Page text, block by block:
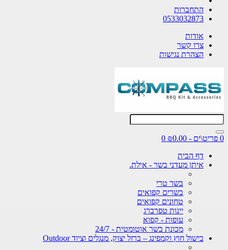
התחברות
0533032873
אודות
צרו קשר
הצהרת נגישות
0
דף הבית
איתן מעדני בשר - אילת.
בשר טרי
בשרים קפואים
טחונים קפואים
יינות טפרברג
עופות - קפוא
מכונת בשר אוטומטית - 24/7
בישול חוץ וקמפינג – ברזל יצוק, מנגלים וציוד Outdoor